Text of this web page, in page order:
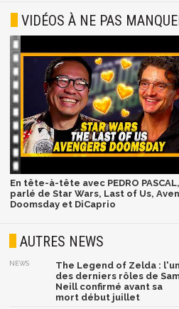
VIDÉOS À NE PAS
En tête-à-tête avec PEDRO
parlé de Star Wars, Last of Us,
Doomsday et DiCaprio
AUTRES NEWS
NEWS
The Legend of Zelda : l'un
des derniers rôles de
Neill confirmé avant sa
mort début juillet